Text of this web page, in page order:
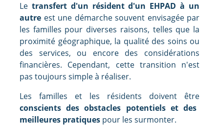
Le transfert d'un résident d'un EHPAD à un
autre est une démarche souvent envisagée par
les familles pour diverses raisons, telles que la
proximité géographique, la qualité des soins ou
des services, ou encore des considérations
financières. Cependant, cette transition n'est
pas toujours simple à réaliser.
Les familles et les résidents doivent être
conscients des obstacles potentiels et des
meilleures pratiques pour les surmonter.